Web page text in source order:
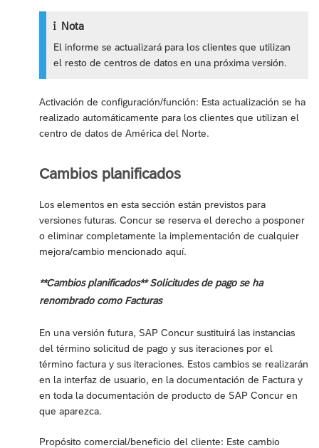
Nota
El informe se actualizará para los clientes que utilizan
el resto de centros de datos en una próxima versión.
Activación de configuración/función: Esta actualización se ha
realizado automáticamente para los clientes que utilizan el
centro de datos de América del Norte.
Cambios planificados
Los elementos en esta sección están previstos para
versiones futuras. Concur se reserva el derecho a posponer
o eliminar completamente la implementación de cualquier
mejora/cambio mencionado aquí.
**Cambios planificados** Solicitudes de pago se ha
renombrado como Facturas
En una versión futura, SAP Concur sustituirá las instancias
del término solicitud de pago y sus iteraciones por el
término factura y sus iteraciones. Estos cambios se realizarán
en la interfaz de usuario, en la documentación de Factura y
en toda la documentación de producto de SAP Concur en
que aparezca.
Propósito comercial/beneficio del cliente: Este cambio